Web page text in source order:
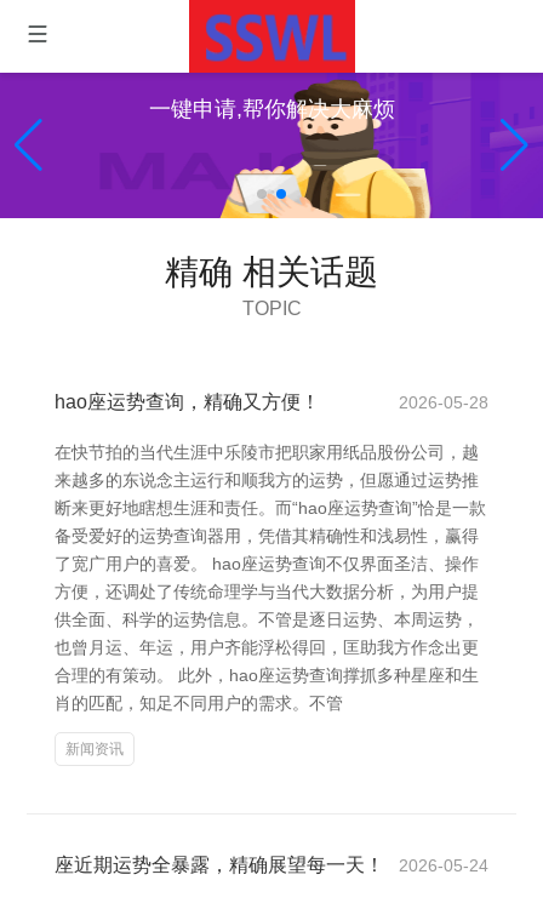
一键申请,帮你解决大麻烦
精确 相关话题
TOPIC
hao座运势查询，精确又方便！ 2026-05-28
在快节拍的当代生涯中乐陵市把职家用纸品股份公司，越
来越多的东说念主运行和顺我方的运势，但愿通过运势推
断来更好地瞎想生涯和责任。而“hao座运势查询”恰是一款
备受爱好的运势查询器用，凭借其精确性和浅易性，赢得
了宽广用户的喜爱。 hao座运势查询不仅界面圣洁、操作
方便，还调处了传统命理学与当代大数据分析，为用户提
供全面、科学的运势信息。不管是逐日运势、本周运势，
也曾月运、年运，用户齐能浮松得回，匡助我方作念出更
合理的有策动。 此外，hao座运势查询撑抓多种星座和生
肖的匹配，知足不同用户的需求。不管
新闻资讯
座近期运势全暴露，精确展望每一天！ 2026-05-24